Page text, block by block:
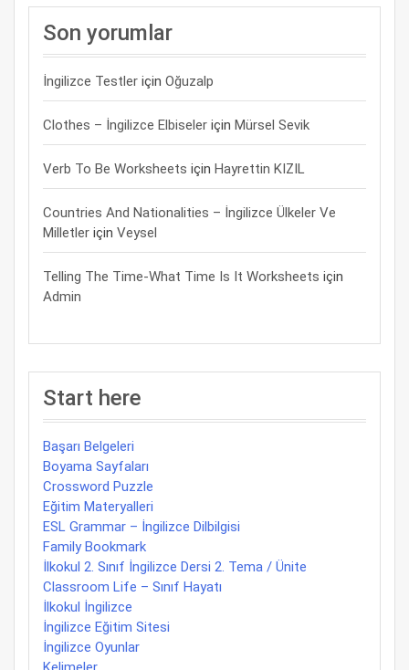
Son yorumlar
İngilizce Testler için Oğuzalp
Clothes – İngilizce Elbiseler için Mürsel Sevik
Verb To Be Worksheets için Hayrettin KIZIL
Countries And Nationalities – İngilizce Ülkeler Ve
Milletler için Veysel
Telling The Time-What Time Is It Worksheets için
Admin
Start here
Başarı Belgeleri
Boyama Sayfaları
Crossword Puzzle
Eğitim Materyalleri
ESL Grammar – İngilizce Dilbilgisi
Family Bookmark
İlkokul 2. Sınıf İngilizce Dersi 2. Tema / Ünite
Classroom Life – Sınıf Hayatı
İlkokul İngilizce
İngilizce Eğitim Sitesi
İngilizce Oyunlar